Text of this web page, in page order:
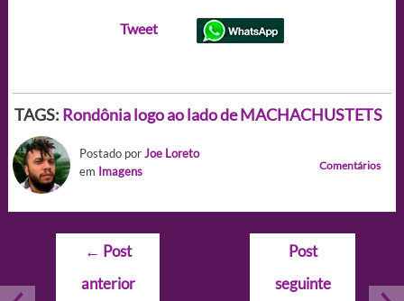
Tweet
TAGS: Rondônia logo ao lado de MACHACHUSTETS
Postado porJoe Loreto
em Imagens Comentários
Navegação
Post
← Post
anterior
Post
seguinte